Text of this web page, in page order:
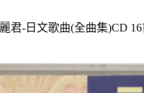
麗君-日文歌曲(全曲集)CD